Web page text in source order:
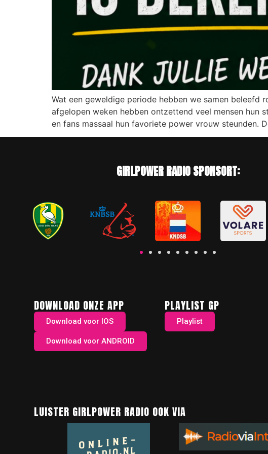
Wat een geweldige periode hebben we samen beleefd
afgelopen weken hebben ontzettend veel mensen hun
en fans massaal hun favoriete power vrouw steunden.
GIRLPOWER RADIO SPONSORT:
DOWNLOAD ONZE APP
Download voor IOS
Download voor ANDROID
PLAYLIST GP
Playlist
LUISTER GIRLPOWER RADIO OOK VIA